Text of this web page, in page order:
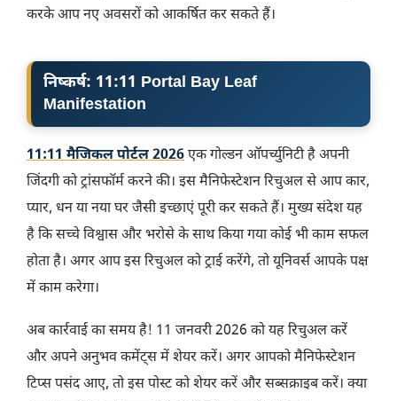
करके आप नए अवसरों को आकर्षित कर सकते हैं।
निष्कर्ष: 11:11 Portal Bay Leaf
Manifestation
11:11 मैजिकल पोर्टल 2026एक गोल्डन ऑपर्च्युनिटी है अपनी
जिंदगी को ट्रांसफॉर्म करने की। इस मैनिफेस्टेशन रिचुअल से आप कार,
प्यार, धन या नया घर जैसी इच्छाएं पूरी कर सकते हैं। मुख्य संदेश यह
है कि सच्चे विश्वास और भरोसे के साथ किया गया कोई भी काम सफल
होता है। अगर आप इस रिचुअल को ट्राई करेंगे, तो यूनिवर्स आपके पक्ष
में काम करेगा।
अब कार्रवाई का समय है! 11 जनवरी 2026 को यह रिचुअल करें
और अपने अनुभव कमेंट्स में शेयर करें। अगर आपको मैनिफेस्टेशन
टिप्स पसंद आए, तो इस पोस्ट को शेयर करें और सब्सक्राइब करें। क्या